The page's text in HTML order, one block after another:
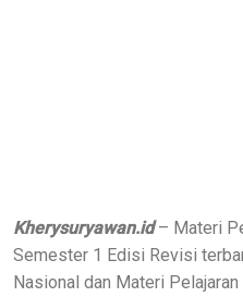
Kherysuryawan.id– Materi
Semester 1 Edisi Revisi
Nasional dan Materi